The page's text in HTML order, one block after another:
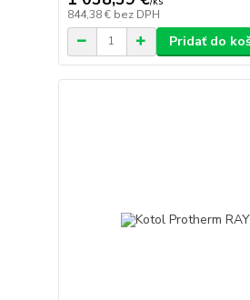
844,38 € bez DPH
Pridať do